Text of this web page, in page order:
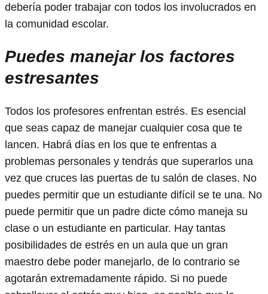
debería poder trabajar con todos los involucrados en
la comunidad escolar.
Puedes manejar los factores
estresantes
Todos los profesores enfrentan estrés. Es esencial
que seas capaz de manejar cualquier cosa que te
lancen. Habrá días en los que te enfrentas a
problemas personales y tendrás que superarlos una
vez que cruces las puertas de tu salón de clases. No
puedes permitir que un estudiante difícil se te una. No
puede permitir que un padre dicte cómo maneja su
clase o un estudiante en particular. Hay tantas
posibilidades de estrés en un aula que un gran
maestro debe poder manejarlo, de lo contrario se
agotarán extremadamente rápido. Si no puede